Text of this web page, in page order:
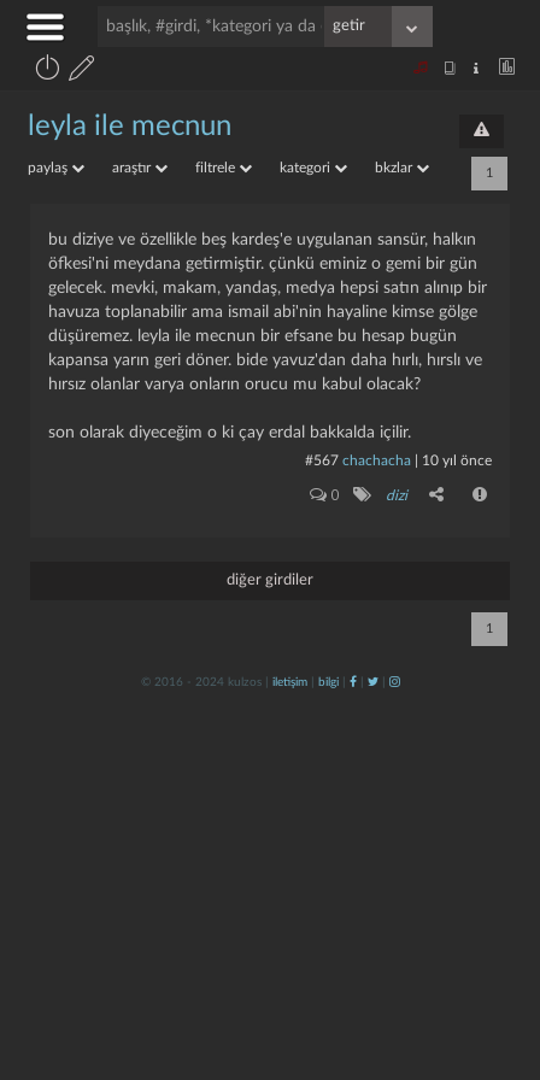
leyla ile mecnun
paylaş araştır filtrele kategori bkzlar 1
bu diziye ve özellikle beş kardeş'e uygulanan sansür, halkın
öfkesi'ni meydana getirmiştir. çünkü eminiz o gemi bir gün
gelecek. mevki, makam, yandaş, medya hepsi satın alınıp bir
havuza toplanabilir ama ismail abi'nin hayaline kimse gölge
düşüremez. leyla ile mecnun bir efsane bu hesap bugün
kapansa yarın geri döner. bide yavuz'dan daha hırlı, hırslı ve
hırsız olanlar varya onların orucu mu kabul olacak?
son olarak diyeceğim o ki çay erdal bakkalda içilir.
#567 chachacha 10 yıl önce
0 dizi
diğer girdiler
1
© 2016 - 2024 kulzos | iletişim| bilgi| | |